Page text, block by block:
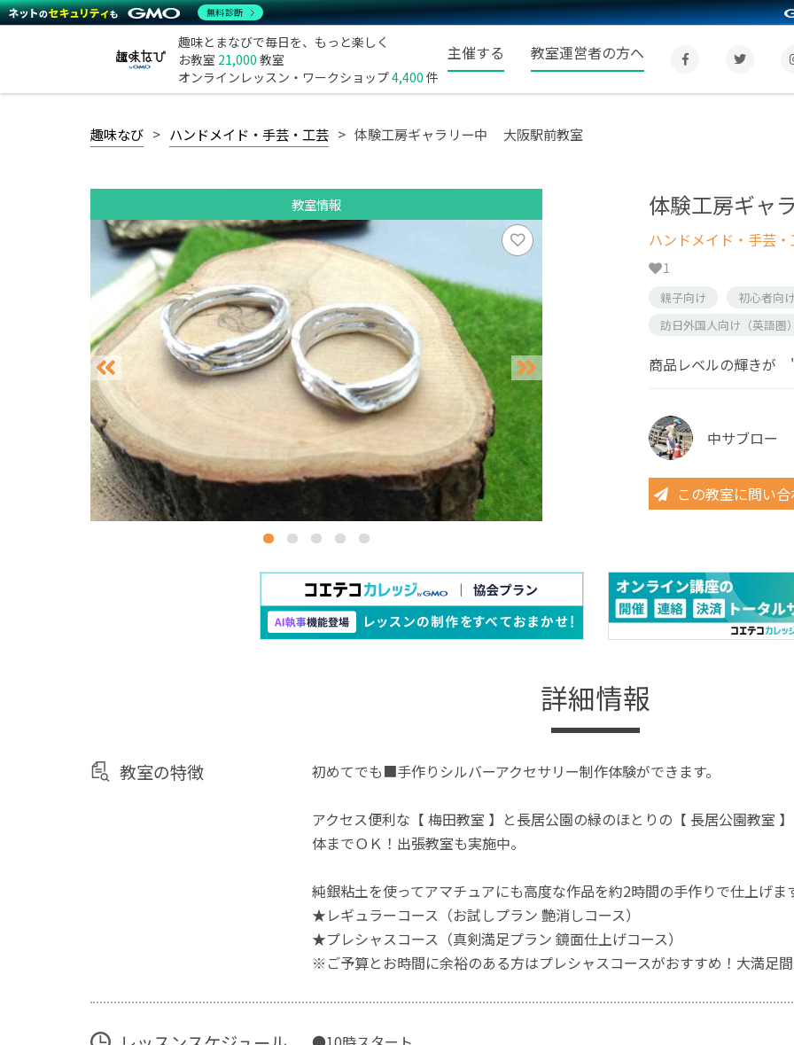
趣味とまなびで毎日を、もっと楽しく
お教室 21,000 教室
オンラインレッスン・ワークショップ4,400 件
主催する 教室運営者の方へ
趣味なび ハンドメイド・手芸・工芸 体験工房ギャラリー中 大阪駅前教室
教室情報 体験工房ギャ
ハンドメイド・手芸
1
親子向け
初心者向
訪日外国人向け（英語圏
商品レベルの輝きが
中サブロー
この教室に問い
詳細情報
教室の特徴 初めてでも■手作りシルバーアクセサリー制作体験ができます。
アクセス便利な【 梅田教室 】と長居公園の緑のほとりの【 長居公園教室
体までＯＫ！出張教室も実施中。
純銀粘土を使ってアマチュアにも高度な作品を約2時間の手作りで仕上げま
★レギュラーコース（お試しプラン 艶消しコース）
★プレシャスコース（真剣満足プラン 鏡面仕上げコース）
※ご予算とお時間に余裕のある方はプレシャスコースがおすすめ！大満足
無料診断